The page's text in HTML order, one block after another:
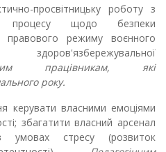
просвітницьку роботу з
процесу щодо безпеки
правового режиму воєнного
працівникам, які
року.
керувати власними емоціями
збагатити власний арсенал
умовах стресу (розвиток